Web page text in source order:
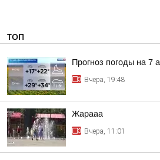
ТОП
Прогноз погоды на 7
Вчера, 19:48
Жарааа
Вчера, 11:01